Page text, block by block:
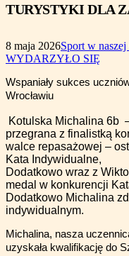
TURYSTYKI DLA
8 maja 2026Sport w naszej
WYDARZYŁO SIĘ
Wspaniały sukces
Wrocławiu
Kotulska Michalina 6b
przegrana z finalistką
walce repasażowej –
Kata Indywidualne,
Dodatkowo wraz z
medal w konkurencji
Dodatkowo Michalina
indywidualnym.
Michalina, nasza
uzyskała kwalifikację do